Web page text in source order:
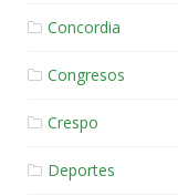
Concordia
Congresos
Crespo
Deportes